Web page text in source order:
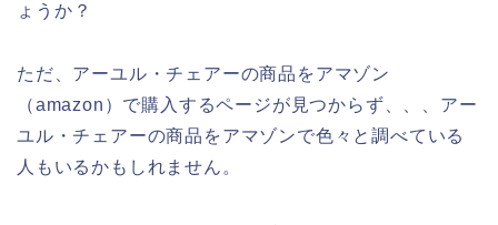
ょうか？
ただ、アーユル・チェアーの商品をアマゾン
（amazon）で購入するページが見つからず、、、アー
ユル・チェアーの商品をアマゾンで色々と調べている
人もいるかもしれません。